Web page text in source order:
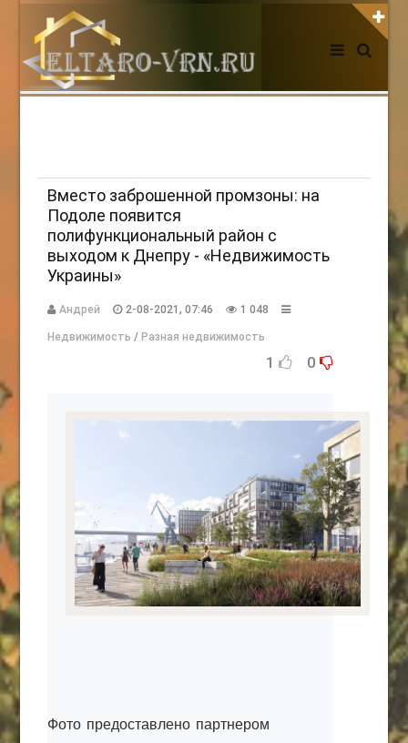
АВТОРИЗАЦИЯ НА САЙТЕ
Регистрация
НОВОСТИ СЕГОДНЯ
КАК С НАМИ СВЯЗАТЬСЯ
axin.ed@yandex.ru
yrikf40@gmail.com
Eltaro-Vrn.ru
Вместо заброшенной промзоны: на
Подоле появится
полифункциональный район с
выходом к Днепру - «Недвижимость
Украины»
Андрей 2-08-2021, 07:46 1 048
Недвижимость / Разная недвижимость
1 0
Фото предоставлено партнером